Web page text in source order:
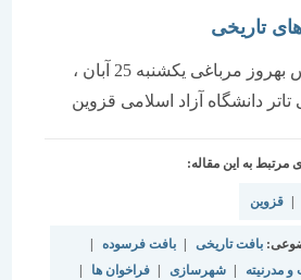
با حضور آقای مهندس بهروز مرباغی یکشنبه 25 آبان ،
این مقاله:
تاریخی | بافت فرسوده |
| شهرسازی | فراخوان ها
|